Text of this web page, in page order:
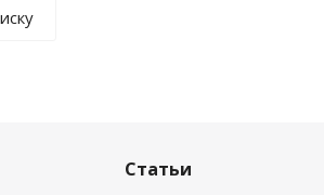
Статьи